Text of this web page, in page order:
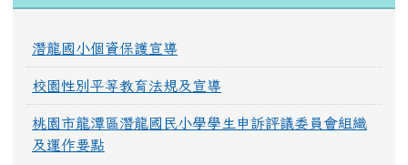
潛龍國小個資保護宣導
校園性別平等教育法規及宣導
桃園市龍潭區潛龍國民小學學生申訴評議委員會組織
及運作要點